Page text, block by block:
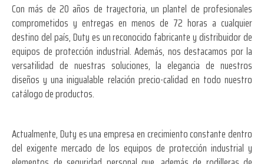
Con más de 20 años de trayectoria, un plantel de profesionales
comprometidos y entregas en menos de 72 horas a cualquier
destino del país, Duty es un reconocido fabricante y distribuidor de
equipos de protección industrial. Además, nos destacamos por la
versatilidad de nuestras soluciones, la elegancia de nuestros
diseños y una inigualable relación precio-calidad en todo nuestro
catálogo de productos.
Actualmente, Duty es una empresa en crecimiento constante dentro
del exigente mercado de los equipos de protección industrial y